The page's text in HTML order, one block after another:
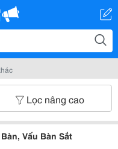
Lọc nâng cao
Vấu Bàn Sắt